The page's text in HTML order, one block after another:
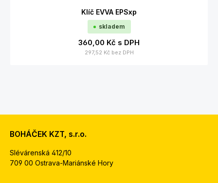
Klíč EVVA EPSxp
skladem
360,00 Kč s DPH
297,52 Kč bez DPH
BOHÁČEK KZT, s.r.o.
Slévárenská 412/10
709 00 Ostrava-Mariánské Hory